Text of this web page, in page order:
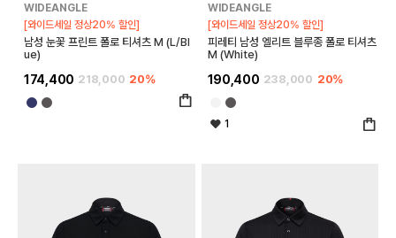
WIDEANGLE
[와이드세일 정상20% 할인]
남성 눈꽃 프린트 폴로 티셔츠 M (L/Bl
ue)
174,400 218,000 20%
WIDEANGLE
[와이드세일 정상20% 할인]
피레티 남성 엘리트 블루종 폴로 티셔츠
M (White)
190,400 238,000 20%
1